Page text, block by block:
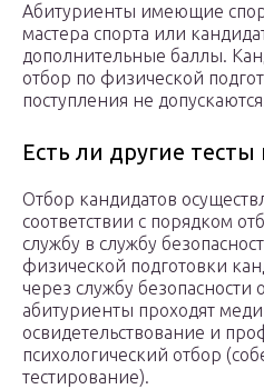
Абитуриенты имеющие
мастера спорта или
дополнительные баллы.
отбор по физической
поступления не
Есть ли другие
Отбор кандидатов
соответствии с порядком
службу в службу
физической подготовки
через службу безопасности
абитуриенты проходят
освидетельствование и
психологический отбор
тестирование).